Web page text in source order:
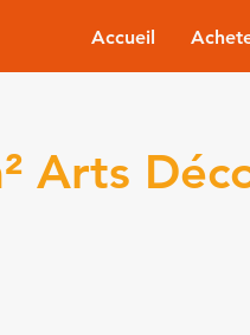
Accueil
Arts